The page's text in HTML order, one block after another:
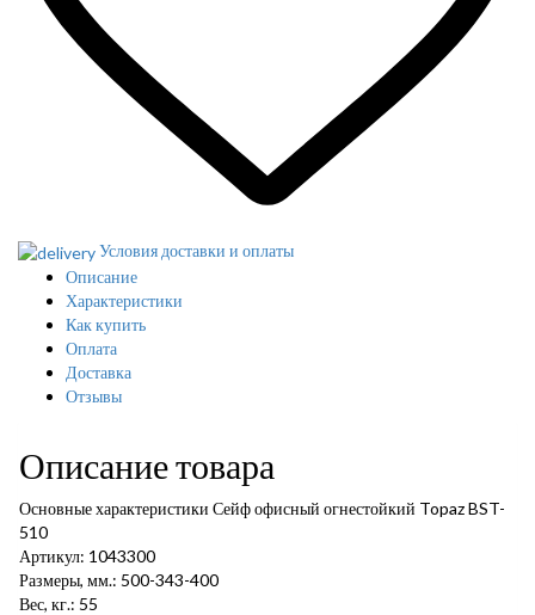
Условия доставки и оплаты
Описание
Характеристики
Как купить
Оплата
Доставка
Отзывы
Описание товара
Основные характеристики Сейф офисный огнестойкий Topaz BST-
510
Артикул: 1043300
Размеры, мм.: 500-343-400
Вес, кг.: 55